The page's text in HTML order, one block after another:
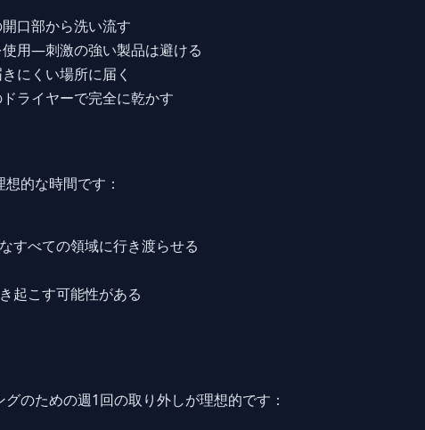
口部から洗い流す
用—刺激の強い製品は避ける
にくい場所に届く
ライヤーで完全に乾かす
的な時間です：
すべての領域に行き渡らせる
起こす可能性がある
のための週1回の取り外しが理想的です：